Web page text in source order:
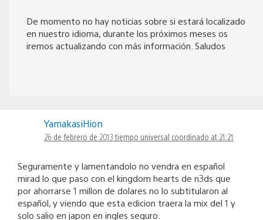
De momento no hay noticias sobre si estará localizado
en nuestro idioma, durante los próximos meses os
iremos actualizando con más información. Saludos
YamakasiHion
26 de febrero de 2013 tiempo universal coordinado at 21:21
Seguramente y lamentandolo no vendra en español
mirad lo que paso con el kingdom hearts de n3ds que
por ahorrarse 1 millon de dolares no lo subtitularon al
español, y viendo que esta edicion traera la mix del 1 y
solo salio en japon en ingles seguro.